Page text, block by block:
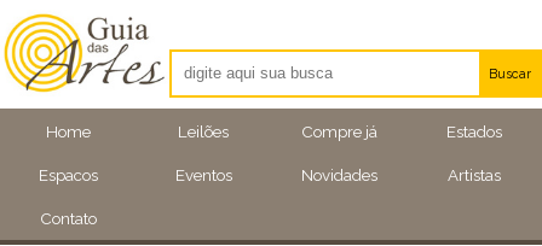
Home Leilões Compre já Estados
Espacos Eventos Novidades Artistas
Contato
Buscar
Artistas
Eventos